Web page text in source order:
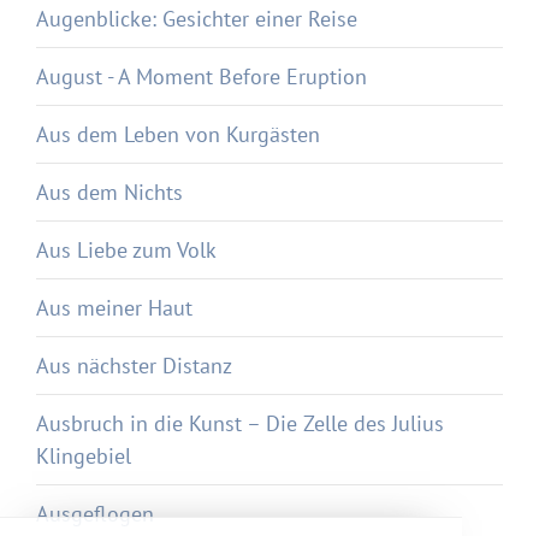
Augenblicke: Gesichter einer Reise
August - A Moment Before Eruption
Aus dem Leben von Kurgästen
Aus dem Nichts
Aus Liebe zum Volk
Aus meiner Haut
Aus nächster Distanz
Ausbruch in die Kunst – Die Zelle des Julius
Klingebiel
Ausgeflogen